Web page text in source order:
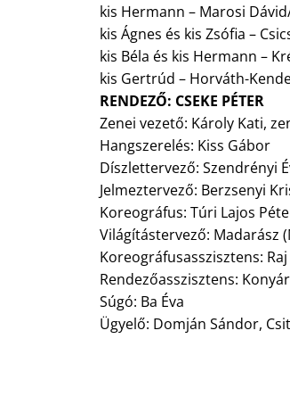
kis Hermann – Marosi
kis Ágnes és kis Zsófia –
kis Béla és kis Hermann –
kis Gertrúd – Horváth-
RENDEZŐ: CSEKE PÉTER
Zenei vezető: Károly Kati,
Hangszerelés: Kiss Gábor
Díszlettervező: Szendrényi
Jelmeztervező: Berzsenyi
Koreográfus: Túri Lajos
Világítástervező: Madarász
Koreográfusasszisztens:
Rendezőasszisztens:
Súgó: Ba Éva
Ügyelő: Domján Sándor,